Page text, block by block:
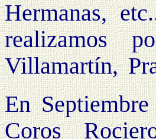
Hermanas,
realizamos
Villamartín,
En
Coros